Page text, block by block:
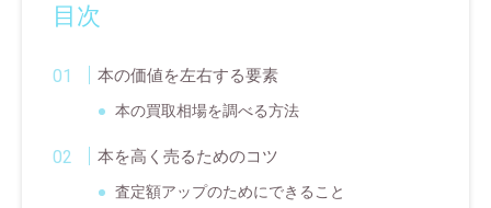
目次
本の価値を左右する要素
本の買取相場を調べる方法
本を高く売るためのコツ
査定額アップのためにできること